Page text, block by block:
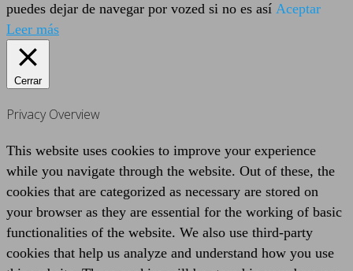
puedes dejar de navegar por vozed si no es así Aceptar
Leer más
Cerrar
Privacy Overview
This website uses cookies to improve your experience
while you navigate through the website. Out of these, the
cookies that are categorized as necessary are stored on
your browser as they are essential for the working of basic
functionalities of the website. We also use third-party
cookies that help us analyze and understand how you use